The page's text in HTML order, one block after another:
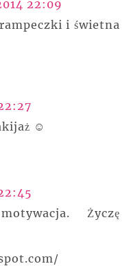
22:09
i świetna
☺
Życzę